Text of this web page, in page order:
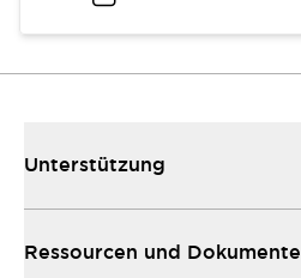
Unterstützung
Ressourcen und Dokumente